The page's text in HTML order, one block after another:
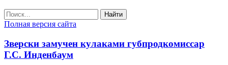
Найти
Полная версия сайта
Зверски замучен кулаками губпродкомиссар
Г.С. Инденбаум